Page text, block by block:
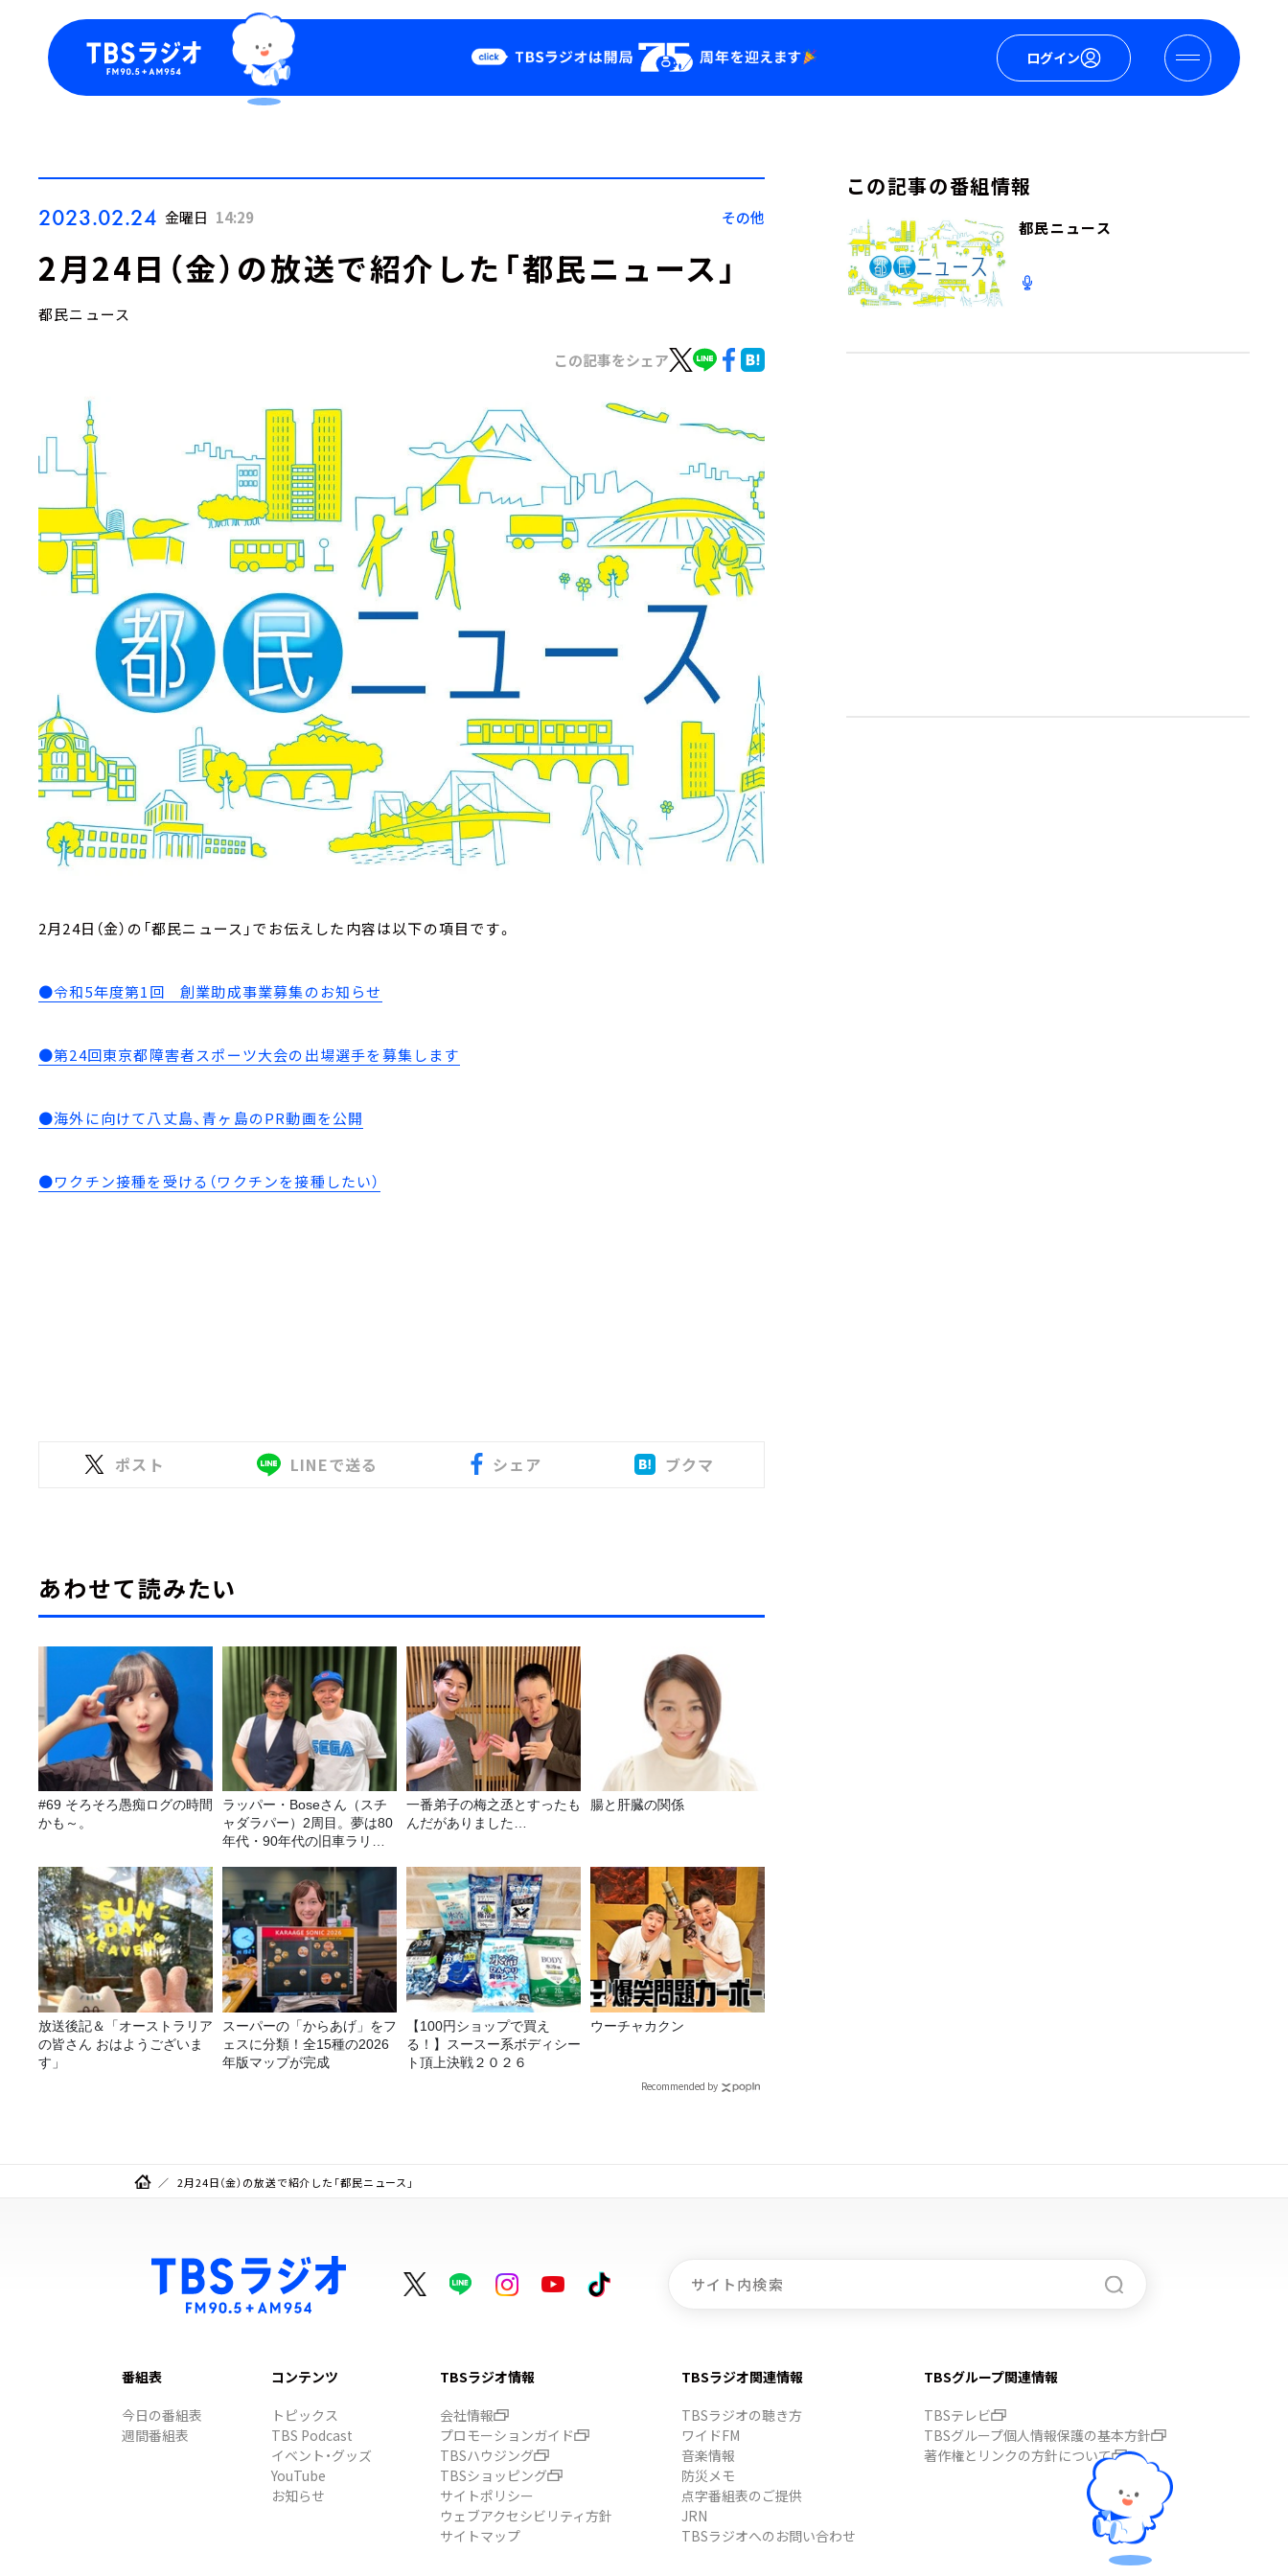
ログイン
Podcast
YouTube
2023.02.24 金曜日 14:29 その他
2月24日（金）の放送で紹介した「都民ニュース」
都民ニュース
この記事をシェア
2月24日（金）の「都民ニュース」でお伝えした内容は以下の項目です。
●令和5年度第1回 創業助成事業募集のお知らせ
●第24回東京都障害者スポーツ大会の出場選手を募集します
●海外に向けて八丈島、青ヶ島のPR動画を公開
●ワクチン接種を受ける（ワクチンを接種したい）
ポスト LINEで送る シェア ブクマ
あわせて読みたい
#69 そろそろ愚痴ログの時間
かも～。
ラッパー・Boseさん（スチ
ャダラパー）2周目。夢は80
年代・90年代の旧車ラリ
一番弟子の梅之丞とすったも
んだがありました…
腸と肝臓の関係
放送後記＆「オーストラリア
の皆さん おはようございま
す」
スーパーの「からあげ」をフ
ェスに分類！全15種の2026
年版マップが完成
【100円ショップで買え
る！】スースー系ボディシー
ト頂上決戦２０２６
ウーチャカクン
Recommended by
この記事の番組情報
都民ニュース
2月24日（金）の放送で紹介した「都民ニュース」
番組表
今日の番組表
週間番組表
コンテンツ
トピックス
TBS Podcast
イベント・グッズ
YouTube
お知らせ
TBSラジオ情報
会社情報
プロモーションガイド
TBSハウジング
TBSショッピング
サイトポリシー
ウェブアクセシビリティ方針
サイトマップ
TBSラジオ関連情報
TBSラジオの聴き方
ワイドFM
音楽情報
防災メモ
点字番組表のご提供
JRN
TBSラジオへのお問い合わせ
TBSグループ関連情報
TBSテレビ
TBSグループ個人情報保護の基本方針
著作権とリンクの方針について